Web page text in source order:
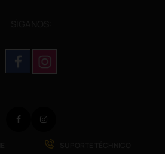
Facebook